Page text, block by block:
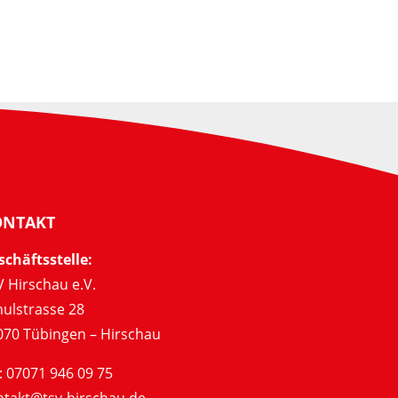
Hirschau e.V.
28
Tübingen – Hirschau
07071 946 09 75